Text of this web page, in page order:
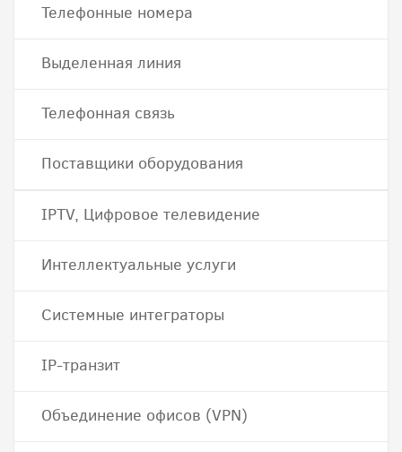
Телефонные номера
Выделенная линия
Телефонная связь
Поставщики оборудования
IPTV, Цифровое телевидение
Интеллектуальные услуги
Системные интеграторы
IP-транзит
Объединение офисов (VPN)